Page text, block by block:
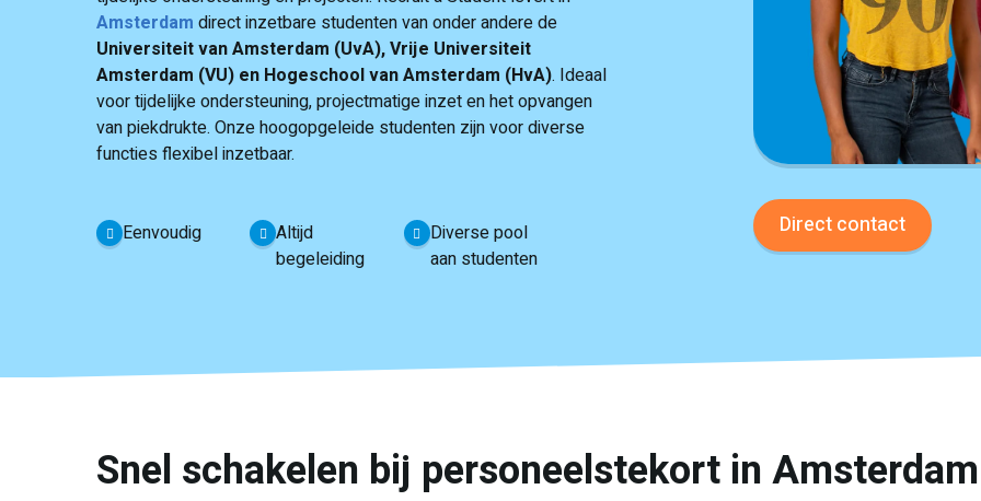
Amsterdam direct inzetbare studenten van onder andere de
Universiteit van Amsterdam (UvA), Vrije Universiteit
Amsterdam (VU) en Hogeschool van Amsterdam (HvA). Ideaal
voor tijdelijke ondersteuning, projectmatige inzet en het opvangen
van piekdrukte. Onze hoogopgeleide studenten zijn voor diverse
functies flexibel inzetbaar.
Eenvoudig
Altijd
begeleiding
Diverse pool
aan studenten
Direct contact
Snel schakelen bij personeelstekort in Amsterdam